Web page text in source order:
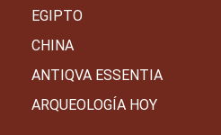
EGIPTO
CHINA
ANTIQVA ESSENTIA
ARQUEOLOGÍA HOY